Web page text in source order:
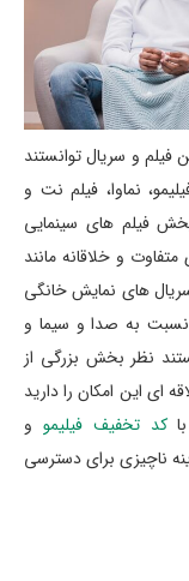
و سریال توانستند
نماوا، فیلم نت و
فیلم های سینمایی
و خلاقانه مانند
های نمایش خانگی
به صدا و سیما و
نظر بخش بزرگی از
ای این امکان را دارید
کد تخفیف فیلیمو و
ناچیزی برای دسترسی